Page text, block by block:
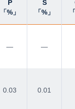
P
「%」
S
「%」
— —
0.03 0.01